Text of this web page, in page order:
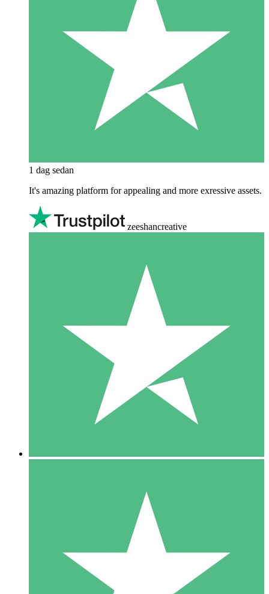
1 dag sedan
It's amazing platform for appealing and more exressive assets.
zeeshancreative